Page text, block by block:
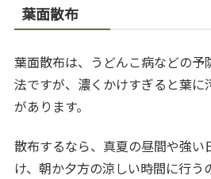
葉面散布
葉面散布は、うどんこ病などの予
法ですが、濃くかけすぎると葉に
があります。
散布するなら、真夏の昼間や強い
け、朝か夕方の涼しい時間に行う